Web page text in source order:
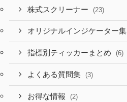
株式スクリーナー (23)
オリジナルインジケーター集
指標別ティッカーまとめ (6)
よくある質問集 (3)
お得な情報 (2)